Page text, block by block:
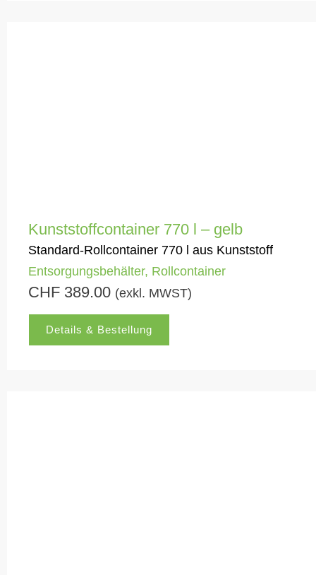
Kunststoffcontainer 770 l – gelb
Standard-Rollcontainer 770 l aus Kunststoff
Entsorgungsbehälter, Rollcontainer
CHF 389.00 (exkl. MWST)
Details & Bestellung